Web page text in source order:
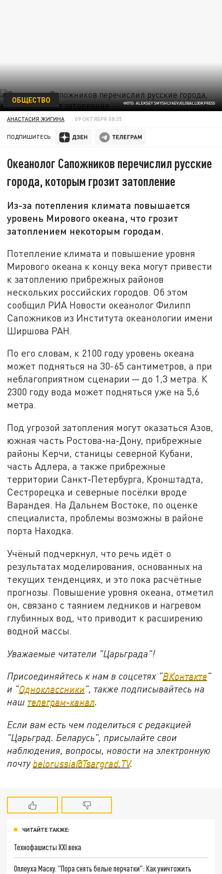
ФОТО: ALEKSEY SMYSHLYAEV/GLOBALLOOKPRESS
ОБЩЕСТВО
АНАСТАСИЯ ЖИГИНА 09 ОКТЯБРЯ 08:35
ПОДПИШИТЕСЬ:
Океанолог Сапожников перечислил русские
города, которым грозит затопление
Из-за потепления климата повышается
уровень Мирового океана, что грозит
затоплением некоторым городам.
Потепление климата и повышение уровня
Мирового океана к концу века могут привести
к затоплению прибрежных районов
нескольких российских городов. Об этом
сообщил РИА Новости океанолог Филипп
Сапожников из Института океанологии имени
Ширшова РАН.
По его словам, к 2100 году уровень океана
может подняться на 30-65 сантиметров, а при
неблагоприятном сценарии — до 1,3 метра. К
2300 году вода может подняться уже на 5,6
метра.
Под угрозой затопления могут оказаться Азов,
южная часть Ростова‑на‑Дону, прибрежные
районы Керчи, станицы северной Кубани,
часть Адлера, а также прибрежные
территории Санкт‑Петербурга, Кронштадта,
Сестрорецка и северные посёлки вроде
Варандея. На Дальнем Востоке, по оценке
специалиста, проблемы возможны в районе
порта Находка.
Учёный подчеркнул, что речь идёт о
результатах моделирования, основанных на
текущих тенденциях, и это пока расчётные
прогнозы. Повышение уровня океана, отметил
он, связано с таянием ледников и нагревом
глубинных вод, что приводит к расширению
водной массы.
Уважаемые читатели "Царьграда"!
Присоединяйтесь к нам в соцсетях "ВКонтакте"
и "Одноклассники", также подписывайтесь на
наш телеграм-канал.
Если вам есть чем поделиться с редакцией
"Царьград. Беларусь", присылайте свои
наблюдения, вопросы, новости на электронную
почту belorussia@Tsargrad.TV.
ЧИТАЙТЕ ТАКЖЕ:
Технофашисты XXI века
Оплеуха Маску. "Пора снять белые перчатки": Как уничтожить